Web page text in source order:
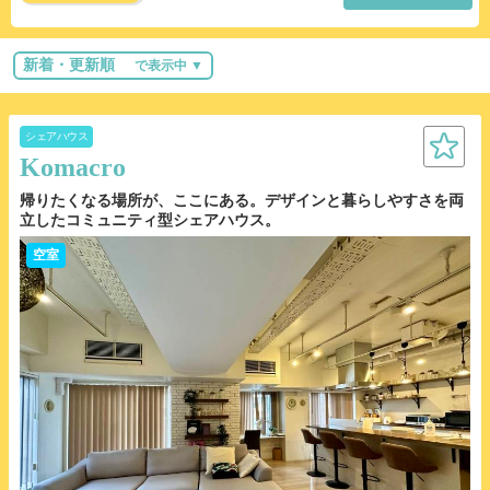
新着・更新順 で表示中 ▼
シェアハウス
Komacro
帰りたくなる場所が、ここにある。デザインと暮らしやすさを両
立したコミュニティ型シェアハウス。
空室